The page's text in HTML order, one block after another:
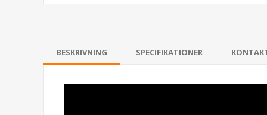
BESKRIVNING SPECIFIKATIONER